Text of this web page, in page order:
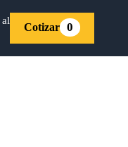
Cotizar 0